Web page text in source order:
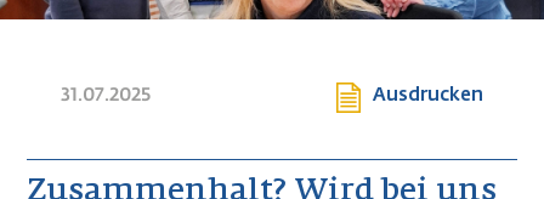
31.07.2025 Ausdrucken
Zusammenhalt? Wird bei uns